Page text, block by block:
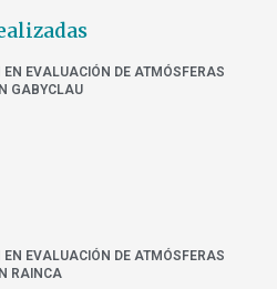
EN EVALUACIÓN DE ATMÓSFERAS
GABYCLAU
EN EVALUACIÓN DE ATMÓSFERAS
RAINCA